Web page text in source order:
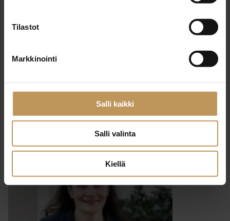
Tilastot
Markkinointi
Salli kaikki
Salli valinta
Kiellä
Harri Kätkänaho
Lue artikkeli